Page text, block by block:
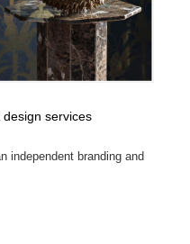
services
independent branding and